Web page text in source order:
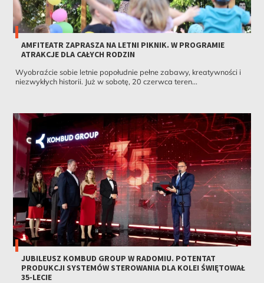
AMFITEATR ZAPRASZA NA LETNI PIKNIK. W PROGRAMIE
ATRAKCJE DLA CAŁYCH RODZIN
Wyobraźcie sobie letnie popołudnie pełne zabawy, kreatywności i
niezwykłych historii. Już w sobotę, 20 czerwca teren...
JUBILEUSZ KOMBUD GROUP W RADOMIU. POTENTAT
PRODUKCJI SYSTEMÓW STEROWANIA DLA KOLEI ŚWIĘTOWAŁ
35-LECIE